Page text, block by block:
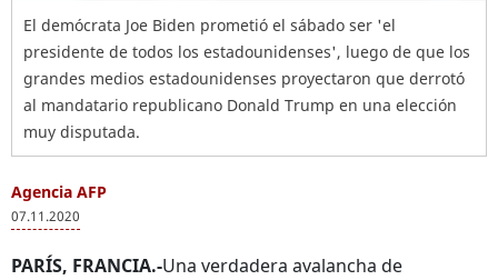
El demócrata Joe Biden prometió el sábado ser 'el
presidente de todos los estadounidenses', luego de que los
grandes medios estadounidenses proyectaron que derrotó
al mandatario republicano Donald Trump en una elección
muy disputada.
Agencia AFP
07.11.2020
PARÍS, FRANCIA.-Una verdadera avalancha de